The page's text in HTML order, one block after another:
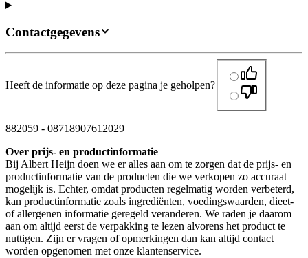
Contactgegevens
Heeft de informatie op deze pagina je geholpen?
882059 - 08718907612029
Over prijs- en productinformatie
Bij Albert Heijn doen we er alles aan om te zorgen dat de prijs- en
productinformatie van de producten die we verkopen zo accuraat
mogelijk is. Echter, omdat producten regelmatig worden verbeterd,
kan productinformatie zoals ingrediënten, voedingswaarden, dieet-
of allergenen informatie geregeld veranderen. We raden je daarom
aan om altijd eerst de verpakking te lezen alvorens het product te
nuttigen. Zijn er vragen of opmerkingen dan kan altijd contact
worden opgenomen met onze klantenservice.